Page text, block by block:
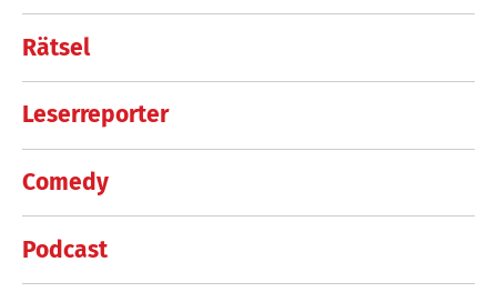
Rätsel
Leserreporter
Comedy
Podcast